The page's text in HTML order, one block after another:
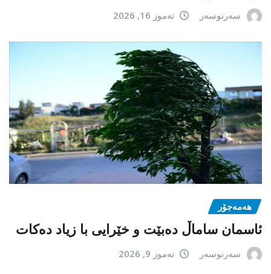
سەرنوسەر تەموز 16, 2026
هەمەجۆر
ئاسمان ساماڵ دەبێت و خێرایی با زیاد دەکات
سەرنوسەر تەموز 9, 2026